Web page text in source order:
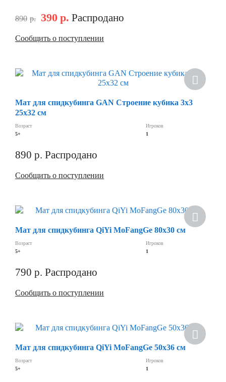
890 р. 390 р. Распродано
Сообщить о поступлении
Мат для спидкубинга GAN Строение кубика 3х3
25x32 см
Возраст
5+
Игроков
1
890 р. Распродано
Сообщить о поступлении
Мат для спидкубинга QiYi MoFangGe 80х30 см
Возраст
5+
Игроков
1
790 р. Распродано
Сообщить о поступлении
Мат для спидкубинга QiYi MoFangGe 50х36 см
Возраст
5+
Игроков
1